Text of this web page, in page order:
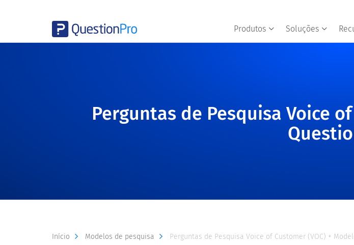
Produtos Soluções
Perguntas de Pesquisa Voice
Início Modelos de pesquisa Perguntas de Pesquisa Voice of Customer (VOC) +